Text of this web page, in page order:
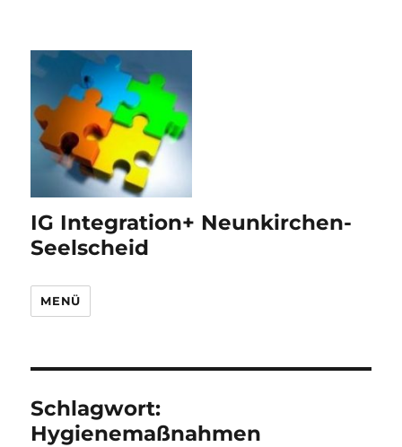
IG Integration+ Neunkirchen-
Seelscheid
MENÜ
Schlagwort:
Hygienemaßnahmen